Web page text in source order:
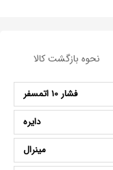
نحوه بازگشت کالا
فشار 10 اتمسفر
دایره
مینرال